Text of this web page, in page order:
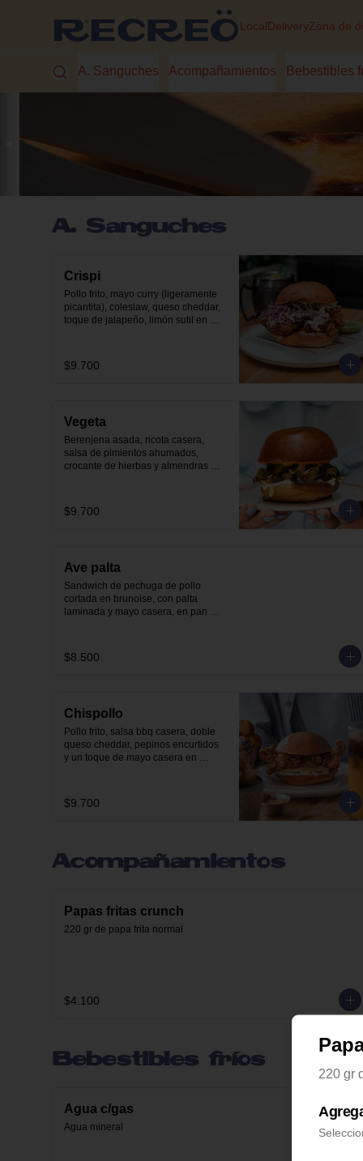
LocalDeliveryZona de
A. Sanguches Acompañamientos Bebestibles
A. Sanguches
Crispi
Pollo frito, mayo curry (ligeramente
picantita), coleslaw, queso cheddar,
toque de jalapeño, limón sutil en
$9.700
Vegeta
Berenjena asada, ricota casera,
salsa de pimientos ahumados,
crocante de hierbas y almendras
$9.700
Ave palta
Sandwich de pechuga de pollo
cortada en brunoise, con palta
laminada y mayo casera, en pan
$8.500
Chispollo
Pollo frito, salsa bbq casera, doble
queso cheddar, pepinos encurtidos
y un toque de mayo casera en
$9.700
Acompañamientos
Papas fritas crunch
220 gr de papa frita normal
$4.100
Bebestibles fríos
Agua c/gas
Agua mineral
220 gr